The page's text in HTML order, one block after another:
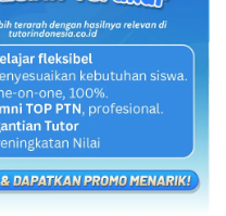
PROFIL ALUMNI